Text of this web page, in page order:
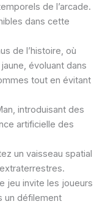
de l’arcade.
dans cette
de l’histoire, où
évoluant dans
tout en évitant
introduisant des
artificielle des
un vaisseau spatial
jeu invite les joueurs
un défilement